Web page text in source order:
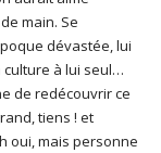
main. Se
dévastée, lui
à lui seul…
de redécouvrir ce
tiens ! et
oui, mais personne